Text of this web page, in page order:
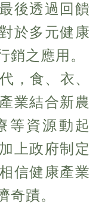
後透過回饋
於多元健康
銷之應用。
，食、衣、
業結合新農
等資源動起
上政府制定
信健康產業
奇蹟。